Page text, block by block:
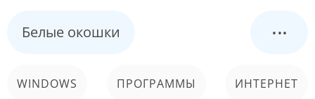
Белые окошки ...
WINDOWS ПРОГРАММЫ ИНТЕРНЕТ